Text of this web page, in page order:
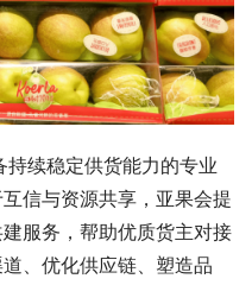
续稳定供货能力的专业
信与资源共享，亚果会提
服务，帮助优质货主对接
、优化供应链、塑造品